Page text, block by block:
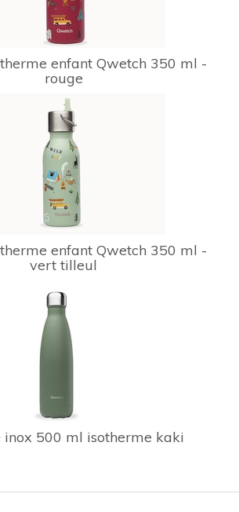
enfant Qwetch 350 ml -
rouge
enfant Qwetch 350 ml -
vert tilleul
inox 500 ml isotherme kaki